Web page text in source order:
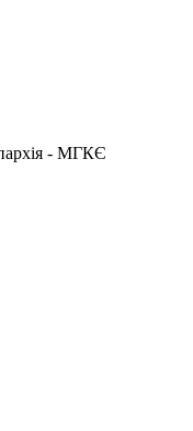
- МГКЄ